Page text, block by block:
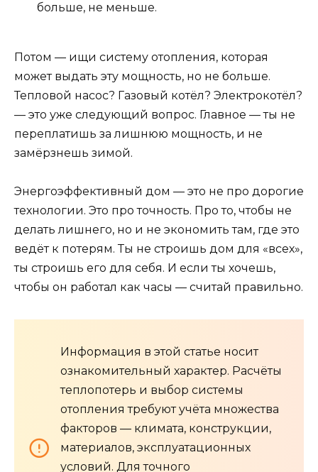
больше, не меньше.
Потом — ищи систему отопления, которая
может выдать эту мощность, но не больше.
Тепловой насос? Газовый котёл? Электрокотёл?
— это уже следующий вопрос. Главное — ты не
переплатишь за лишнюю мощность, и не
замёрзнешь зимой.
Энергоэффективный дом — это не про дорогие
технологии. Это про точность. Про то, чтобы не
делать лишнего, но и не экономить там, где это
ведёт к потерям. Ты не строишь дом для «всех»,
ты строишь его для себя. И если ты хочешь,
чтобы он работал как часы — считай правильно.
Информация в этой статье носит
ознакомительный характер. Расчёты
теплопотерь и выбор системы
отопления требуют учёта множества
факторов — климата, конструкции,
материалов, эксплуатационных
условий. Для точного